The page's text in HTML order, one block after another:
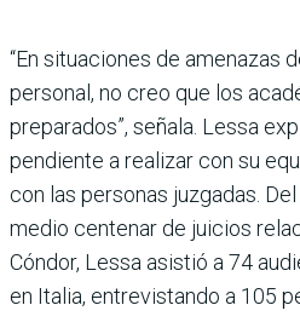
“En situaciones de amenazas
personal, no creo que los
preparados”, señala. Lessa
pendiente a realizar con su
con las personas juzgadas.
medio centenar de juicios
Cóndor, Lessa asistió a 74
en Italia, entrevistando a 105